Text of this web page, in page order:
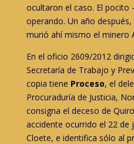
ocultaron el caso. El pocito
operando. Un año
murió ahí mismo el minero
En el oficio 2609/2012
Secretaría de Trabajo y
copia tiene Proceso, el
Procuraduría de Justicia,
consigna el deceso de
accidente ocurrido el 22 de
Cloete, e identifica sólo al